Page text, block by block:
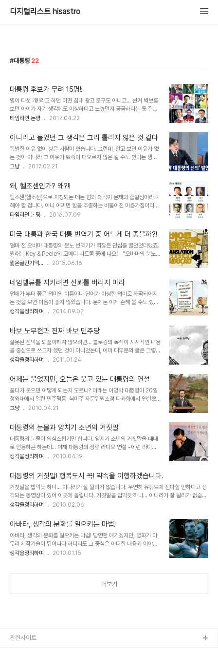
디지털리스트 hisastro
대통령 22
대통령 후보가 무려 15명!!
별이 다섯 개!!라고 하던 어떤 침대 광고 문구도 아니고... 선거 벽보를
보던 아이가 자기 생각에도 이상하다고 느꼈던지 궁금하다는 듯 질문
을 해옵니다. 아이: 아니, 아빠! 대통령 선거에 저렇게 많은 후보가 나
안쪽으로 보이고, 게다가 선거 공탁금 3억 원이나 내야 한다면서요!
당선되지 않을 걸 모를 것 같지도 않을 텐데... 나: 글쎄~ 그러게 말이
다. 깊이는 말하지 않았지만 대략 이런 설명을 곁들이긴 했습니다. 나:
아직 자본의 힘이라는 것이 남아 있어 3억 원이라는 돈과 대통령 후보
로 출마했다는 가치가 등가로 성립된다고 판단한 것이 아닐까? 민주주
누구나 대통령 후..
타임라인 논평 2017.04.22
아니라고 들었던 그 생각은 그리 틀리지 않은 것 같다
특별한 이유 없이 싫은 사람이 있습니다. 그런데, 알고 보면 이유가 없
는 것이 아니라 그 이유가 뾰족이 떠오르지 않은 걸 수도 있다는 생각
이 들었습니다. 제게는 최근 대연정에 선의에 하도 싸지른 말들이 많아
런 것 같습니다. 딱히 그렇게 생각할만한 까닭은 없는 듯한데, 무슨 이
윤지 별로라는 생각이 들었습니다. 뭐~ 그렇다고 설마 하니 자주 언급
하는 사람 아닌 쥐와 닭과 비교하는 수준은 아닙니다. 오히려 어떤 기
대감이 있었던 것도 같았다는 게 좀 더 확실한 표현입니다. 다만, 그 근
거가 명확하지 않았을 뿐이죠. 그런데, 최근 그의 발언과 행보들을 보
것 같다는 생각이 들었습..
그냥 2017.02.21
왜, 헬조센인가? 왜?!!
헬조센(헬조선)으로 지칭되는 데는 힘의 왜곡이 문제의 출발점이라고
해야 할 겁니다. 아니 어쩌면 힘을 추종하는 비뚤어진 마음가짐이라고
해야 맞는 말인지도 모릅니다. 전 세계 어느 나라보다 권력의 힘이 막
으나 허울일 뿐, 권력의 중심부는 대한민국의 최고 통수권자 대통령이
차지하고 있습니다. 이를 빗대 "제왕적"이라고도 표현될 정돕니다. 하
지만, 그 대통령의 결말이 모두 좋지 않았다는 건 정말이지 아이러니한
일이 아닐 수 없습니다. 첫 번째 대통령 이승만은 국민 저항으로 쫓겨
났고, 두 번째 대통령은 군사반란으로 자리를 잃었습니다. 세 번째 대
신임했던 부하 총탄에 죽음을 맞이했고..
타임라인 논평 2016.07.09
미국 대통과 한국 대통 번역기 중 어느게 더 좋을까?!
얼마 전 오바마 대통령의 분노 번역기가 적잖은 관심을 끌었었더랬죠.
원래는 Key & Peele의 코메디 시트콤 중에 나오는 "오바마의 분노
번역기"로 오바마 대통령이 정치적 발언으로 정갈하게 이야기 하면 실
갖고 있는 분노의 마음이라면서 우스꽝스럽게 묘사했던 풍자물입니
다. 이미지 출처: ishareimage.com 한번 보시죠. 그런데, 이를 본
오바마 대통령이 백악관 저녁만찬에 동영상에서 "분노 번역기" 역할
을 했던 출연자(Luther)를 불러와서 실제 처럼 연설을 하고 결국엔 본
인 스스로 폭발(?)해 버리는 상황을 연출해서 더욱 관심을 모으게 되었
국 대통령..
짧은글긴기억... 2015.06.16
네임벨류를 지키려면 신뢰를 버리지 마라
언제가 부터 좋은 의미의 이름이나 단어가 이상한 의미로 왜곡되어지
는 것을 보면 마음이 좋지 않았습니다. 문제는 이게 손해 볼 수도 있는
어떤 거래에 한정된 것이라면 모를까... 사람 잡을 일들까지 아무렇지
임벨류!! 그리고 앵무새들의 입을 통한 바이럴!! 핵심도 없고 모호한 추
상적 명제만을 앞세우는데도 그넘의 네임벨류면 모든게 끝나버렸던
겁니다. 알고보면 그 네임벨류라는 것도 자기PR시대라는 합리화를 통
해 그럴싸하게 포장된 자기 자랑이었을 뿐이고, 지닌 힘으로 우격 우격
밀어 부친 것에 불과합니다. 한 때 민영화라는 말이 좋게 들리던 시절
만한 원인이 있기도 했지만 나라..
생각을정리하며 2014.09.02
바보 노무현과 진짜 바보 민주당
잘못된 선택을 되풀이하지 않으려면... 블로깅의 목적이 시사적인 내용
을 중심으로 쓰고자 했던 것이 아니었는데, 이미 대부분의 글은 그렇게
시사와 정치를 주로 하는 블로그가 되어 버렸습니다. 하지만, 얼마 전
혔듯이 현재는 그 무엇보다도 우리들의 인간 본위의 인간성을 되찾는
것이 가장 중요한 일이 아닌가라는 생각을 다시금 해봅니다. 같잖은 보
잘것없는 자의 쓸데없고 부질없는 일일지는 몰라도... ※ 본 글은
2009년 9월 처음 작성하였고, 지난 2010년 6.2 지방선거 결과를
생각하다가 일부 내용을 추가하여 재발행하였으며, 스스로에 대한 생
리고 공감하실 그 어느 분과의 소..
생각을정리하며 2011.01.24
어제는 울었지만, 오늘은 웃고 있는 대통령의 연설
울다가 웃으면 어떻게 되는지 모르나? 아래는 이명박 대통령이 20일
청와대에서 열린 민주평통-북미주 자문위원초청 다과회에서 연설했
다고 하는 내용의 일부라고 합니다. 그런데, 도무지 믿겨지질 않습니
라가 썩어가고 있는데, 자화자찬에 빠져 있고, 앞뒤도 연결되지 않는
자기 자랑만 늘어 놓고 있습니다. 4대강 사업으로 국토는 파헤쳐지고,
대한민국을 주식회사로 생각하는지 공기업들을 민영화를 못해 안달이
나 있으며, 경제는 살아날 기미가 보이질 않는데... 어느 나라 얘길 하
고 있는 건지... 보고 싶지 않겠지만, 그래도 꼭, 읽어보시기 바랍니다.
에 처해있고, 왜 깨어 있..
그냥 2010.04.21
대통령의 눈물과 양치기 소년의 거짓말
대통령의 눈물이 의심스럽기만 합니다. 양치기 소년의 거짓말을 때때
로 인용하곤 하는데... 어제 대통령의 정류 라디오 연설 -이런 라디오
연설을 정규방송으로 하는 대통령이 세상에 얼마나 있을까요... 소통을
게 할테고... 더 좋은 모습일텐데...- 에서 보여줬다는 대통령의 눈물
보도들을 접하면서는 대통령으로써 -결과적으로- 국민의 감정만 자극
하는 모습도 보기 좋지 않습니다만, 역시 이 우화 만큼 적절한 것이 또
없다는 생각이 들었습니다. ▲ 이 대통령 눈물의 추모 연설 이 대통령
이 19일 오전 청와대에서 가진 ‘천안함 희생장병 추모 라디오.인터넷
함 침몰 원인을 끝까지..
생각을정리하며 2010.04.19
대통령의 거짓말! 행복도시 꼭! 약속을 이행하겠습니다.
거짓말을 밥먹듯 하니... 이나라가 잘 될리가 없습니다. 우연히 유튜브에 전파할 만하다고 생
각되는 동영상이 있어 이곳에 올립니다. 거짓말을 밥먹듯 하니... 이나라가 잘 될리가 없습니
다. 이 모습을 보고 싶지 않은 분들이 많겠지만, 우리들 스스로 반성해야 한다는 것을 상기할
잘못이 얼마나 큰지 본격적인 경험은 하지도 못했다고 생각합니다.하지만, 이미 많은 사람들
이 어려움을 경험하고 있으며, 뭔가 잘못되었다는 것을 깨닫기 시작한 것 같기는 합니다. 그
러나 아직 먼것 같습니다. 아직... 세상의 악들이 지닌 공통점이 있습니다. 거짓말을 잘한다는
것과 뻔뻔하다는 것. 그리고 자신을 치장하려 들고 자신을 위시한 생각과 ..
생각을정리하며 2010.02.06
아바타, 생각의 분화를 일으키는 마법!
아바타, 생각의 분화를 일으키는 마법! 당연한 얘기겠지만, 영화가 아
무리 제작기술이 뛰어나다 하더라도 그 중심은 어떠한 내용과 이야기
를 담고 있느냐가 무엇보다도 중요한 요소일 겁니다. 몇해 전 수백억의
분하게 얼룩졌던 그때의 기억이 좋지는 않지만... 이야기 또는 내용과
생각을정리하며 2010.01.15
더보기
관련사이트